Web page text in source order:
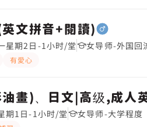
文拼音+閱讀)
星期2日-1小时/堂 女导师-外国回
有愛心
畫)、日文|高级,成人
期1日-1小时/堂 女导师-大学程度